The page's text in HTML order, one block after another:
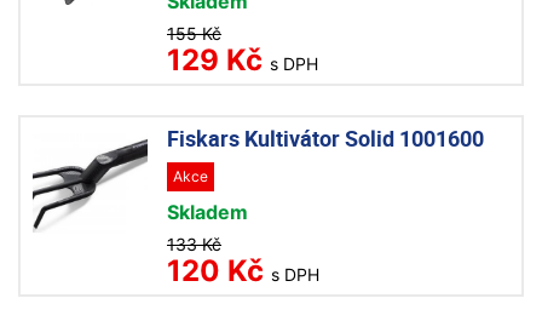
155 Kč
129 Kč s DPH
Fiskars Kultivátor Solid 1001600
Akce
Skladem
133 Kč
120 Kč s DPH